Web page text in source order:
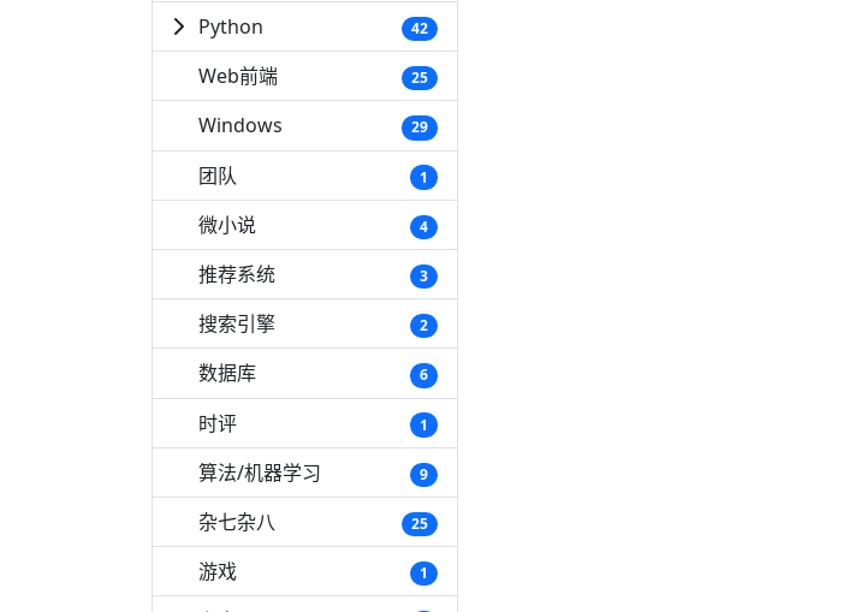
Python 42
Web前端 25
Windows 29
团队 1
微小说 4
推荐系统 3
搜索引擎 2
数据库 6
时评 1
算法/机器学习 9
杂七杂八 25
游戏 1